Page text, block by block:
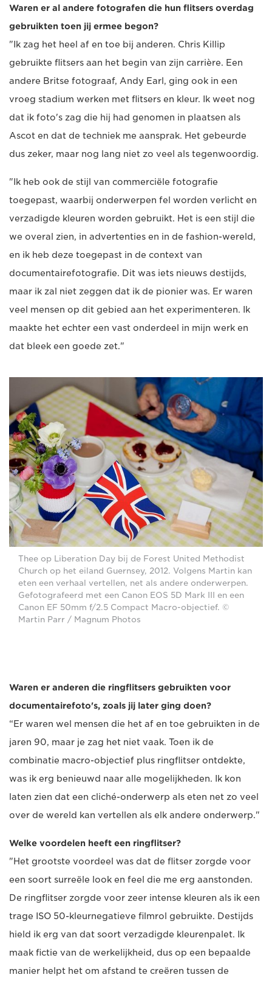
Waren er al andere fotografen die hun flitsers overdag
gebruikten toen jij ermee begon?
"Ik zag het heel af en toe bij anderen. Chris Killip
gebruikte flitsers aan het begin van zijn carrière. Een
andere Britse fotograaf, Andy Earl, ging ook in een
vroeg stadium werken met flitsers en kleur. Ik weet nog
dat ik foto's zag die hij had genomen in plaatsen als
Ascot en dat de techniek me aansprak. Het gebeurde
dus zeker, maar nog lang niet zo veel als tegenwoordig.
"Ik heb ook de stijl van commerciële fotografie
toegepast, waarbij onderwerpen fel worden verlicht en
verzadigde kleuren worden gebruikt. Het is een stijl die
we overal zien, in advertenties en in de fashion-wereld,
en ik heb deze toegepast in de context van
documentairefotografie. Dit was iets nieuws destijds,
maar ik zal niet zeggen dat ik de pionier was. Er waren
veel mensen op dit gebied aan het experimenteren. Ik
maakte het echter een vast onderdeel in mijn werk en
dat bleek een goede zet."
Thee op Liberation Day bij de Forest United Methodist
Church op het eiland Guernsey, 2012. Volgens Martin kan
eten een verhaal vertellen, net als andere onderwerpen.
Gefotografeerd met een Canon EOS 5D Mark III en een
Canon EF 50mm f/2.5 Compact Macro-objectief. ©
Martin Parr / Magnum Photos
Waren er anderen die ringflitsers gebruikten voor
documentairefoto's, zoals jij later ging doen?
“Er waren wel mensen die het af en toe gebruikten in de
jaren 90, maar je zag het niet vaak. Toen ik de
combinatie macro-objectief plus ringflitser ontdekte,
was ik erg benieuwd naar alle mogelijkheden. Ik kon
laten zien dat een cliché-onderwerp als eten net zo veel
over de wereld kan vertellen als elk andere onderwerp."
Welke voordelen heeft een ringflitser?
"Het grootste voordeel was dat de flitser zorgde voor
een soort surreële look en feel die me erg aanstonden.
De ringflitser zorgde voor zeer intense kleuren als ik een
trage ISO 50-kleurnegatieve filmrol gebruikte. Destijds
hield ik erg van dat soort verzadigde kleurenpalet. Ik
maak fictie van de werkelijkheid, dus op een bepaalde
manier helpt het om afstand te creëren tussen de